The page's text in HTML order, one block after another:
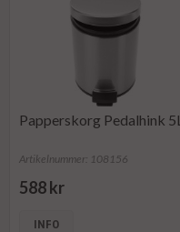
Papperskorg Pedalhink 5L
Artikelnummer: 108156
588 kr
INFO